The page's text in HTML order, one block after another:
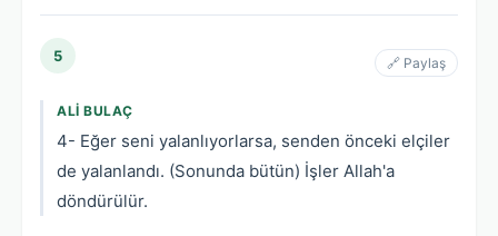
5 🔗 Paylaş
ALI BULAÇ
4- Eğer seni yalanlıyorlarsa, senden önceki elçiler
de yalanlandı. (Sonunda bütün) İşler Allah'a
döndürülür.